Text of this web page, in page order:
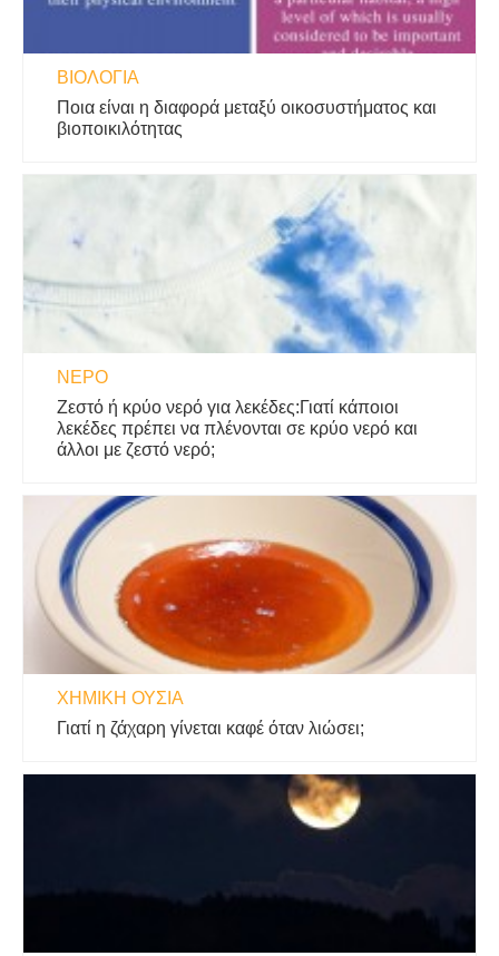
ΒΙΟΛΟΓΊΑ
Ποια είναι η διαφορά μεταξύ οικοσυστήματος και
βιοποικιλότητας
ΝΕΡΌ
Ζεστό ή κρύο νερό για λεκέδες:Γιατί κάποιοι
λεκέδες πρέπει να πλένονται σε κρύο νερό και
άλλοι με ζεστό νερό;
ΧΗΜΙΚΉ ΟΥΣΊΑ
Γιατί η ζάχαρη γίνεται καφέ όταν λιώσει;